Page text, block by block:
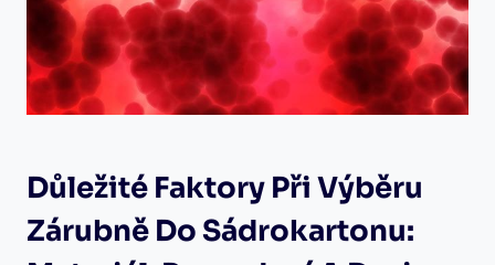
Důležité Faktory Při Výběru
Zárubně Do Sádrokartonu: